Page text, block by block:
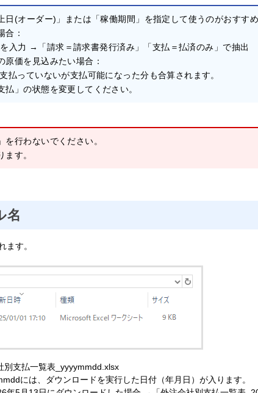
(オーダー)」または「稼働期間」を指定して使うのがおすすめ
合：
入力 →「請求＝請求書発行済み」「支払＝払済のみ」で抽出
価を見込みたい場合：
っていないが支払可能になった分も合算されます。
」の状態を変更してください。
行わないでください。
す。
名
ます。
別支払一覧表_yyyymmdd.xlsx
には、ダウンロードを実行した日付（年月日）が入ります。